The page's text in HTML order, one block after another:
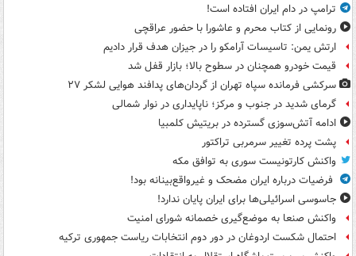
ترامپ در دام ایران افتاده است!
رونمایی از کتاب محرم و عاشورا با حضور عراقچی
ارتش یمن: تاسیسات آرامکو را در جیزان هدف قرار دادیم
قیمت خودرو همچنان در سطوح بالا؛ بازار قفل شد
سرکشی فرمانده سپاه تهران از گردان‌های پدافند هوایی لشکر ۲۷
گرمای شدید در جنوب و مرکز؛ ناپایداری در نوار شمالی
ادامه آتش‌سوزی گسترده در بریتیش کلمبیا
پشت پرده تغییر سرمربی تراکتور
واکنش کارتونیست سوری به توافق مکه
فرضیات درباره ایران مضحک و غیرواقع‌بینانه بود!
جاسوسی اسرائیلی‌ها برای ایران پایان ندارد!
واکنش صنعا به موضع‌گیری خصمانه شورای امنیت
احتمال شکست اردوغان در دور دوم انتخابات ریاست جمهوری ترکیه